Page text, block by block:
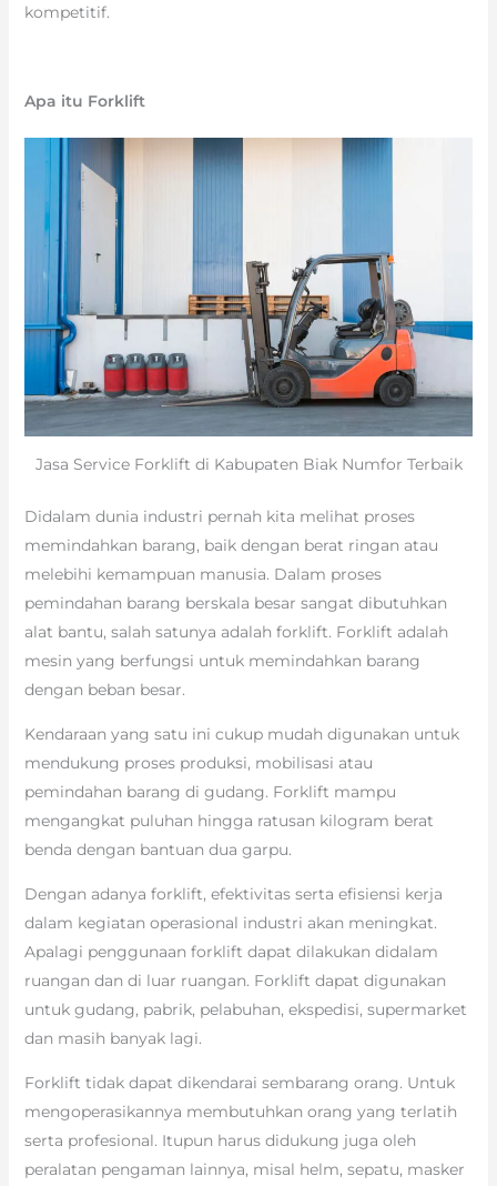
kompetitif.
Apa itu Forklift
Jasa Service Forklift di Kabupaten Biak Numfor Terbaik
Didalam dunia industri pernah kita melihat proses
memindahkan barang, baik dengan berat ringan atau
melebihi kemampuan manusia. Dalam proses
pemindahan barang berskala besar sangat dibutuhkan
alat bantu, salah satunya adalah forklift. Forklift adalah
mesin yang berfungsi untuk memindahkan barang
dengan beban besar.
Kendaraan yang satu ini cukup mudah digunakan untuk
mendukung proses produksi, mobilisasi atau
pemindahan barang di gudang. Forklift mampu
mengangkat puluhan hingga ratusan kilogram berat
benda dengan bantuan dua garpu.
Dengan adanya forklift, efektivitas serta efisiensi kerja
dalam kegiatan operasional industri akan meningkat.
Apalagi penggunaan forklift dapat dilakukan didalam
ruangan dan di luar ruangan. Forklift dapat digunakan
untuk gudang, pabrik, pelabuhan, ekspedisi, supermarket
dan masih banyak lagi.
Forklift tidak dapat dikendarai sembarang orang. Untuk
mengoperasikannya membutuhkan orang yang terlatih
serta profesional. Itupun harus didukung juga oleh
peralatan pengaman lainnya, misal helm, sepatu, masker